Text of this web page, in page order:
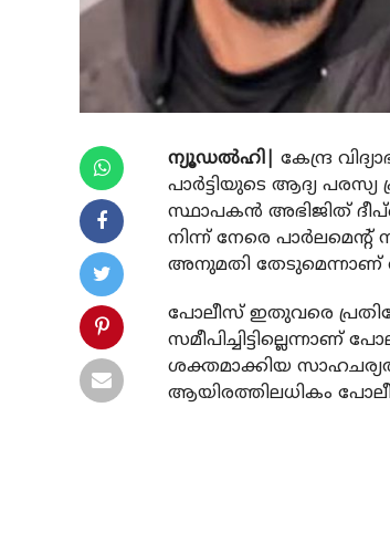
ന്യൂഡല്‍ഹി|
കേന്ദ്ര
പാര്‍ട്ടിയുടെ ആദ്യ പരസ്യ
സ്ഥാപകന്‍ അഭിജിത്
നിന്ന് നേരെ പാര്‍ലമെന്റ്
അനുമതി തേടുമെന്നാണ്
പോലീസ് ഇതുവരെ
ശക്തമാക്കിയ
ആയിരത്തിലധികം